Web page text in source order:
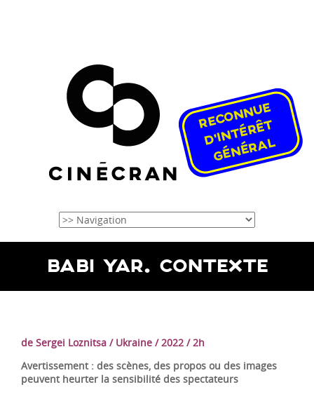
BABI YAR. CONTEXTE
de Sergei Loznitsa / Ukraine / 2022 / 2h
Avertissement : des scènes, des propos ou des images
peuvent heurter la sensibilité des spectateurs